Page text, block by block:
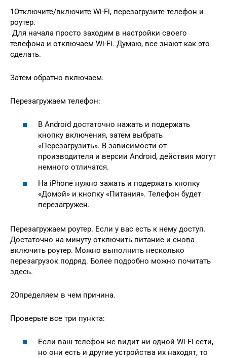
1Отключите/включите Wi-Fi, перезагрузите телефон и
роутер.
Для начала просто заходим в настройки своего
телефона и отключаем Wi-Fi. Думаю, все знают как это
сделать.
Затем обратно включаем.
Перезагружаем телефон:
В Android достаточно нажать и подержать
кнопку включения, затем выбрать
«Перезагрузить». В зависимости от
производителя и версии Android, действия могут
немного отличатся.
На iPhone нужно зажать и подержать кнопку
«Домой» и кнопку «Питания». Телефон будет
перезагружен.
Перезагружаем роутер. Если у вас есть к нему доступ.
Достаточно на минуту отключить питание и снова
включить роутер. Можно выполнить несколько
перезагрузок подряд. Более подробно можно почитать
здесь.
2Определяем в чем причина.
Проверьте все три пункта:
Если ваш телефон не видит ни одной Wi-Fi сети,
но они есть и другие устройства их находят, то